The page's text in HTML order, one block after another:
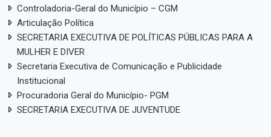
Controladoria-Geral do Município – CGM
Articulação Política
SECRETARIA EXECUTIVA DE POLÍTICAS PÚBLICAS PARA A
MULHER E DIVER
Secretaria Executiva de Comunicação e Publicidade
Institucional
Procuradoria Geral do Município- PGM
SECRETARIA EXECUTIVA DE JUVENTUDE